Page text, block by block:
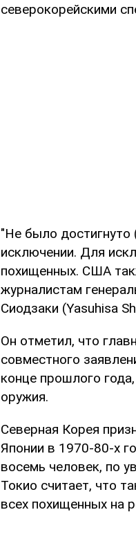
северокорейскими
"Не было достигнуто
исключении. Для
похищенных. США
журналистам
Сиодзаки (Yasuhisa
Он отметил, что
совместного
конце прошлого
оружия.
Северная Корея
Японии в 1970-80-х
восемь человек, по
Токио считает, что
всех похищенных на